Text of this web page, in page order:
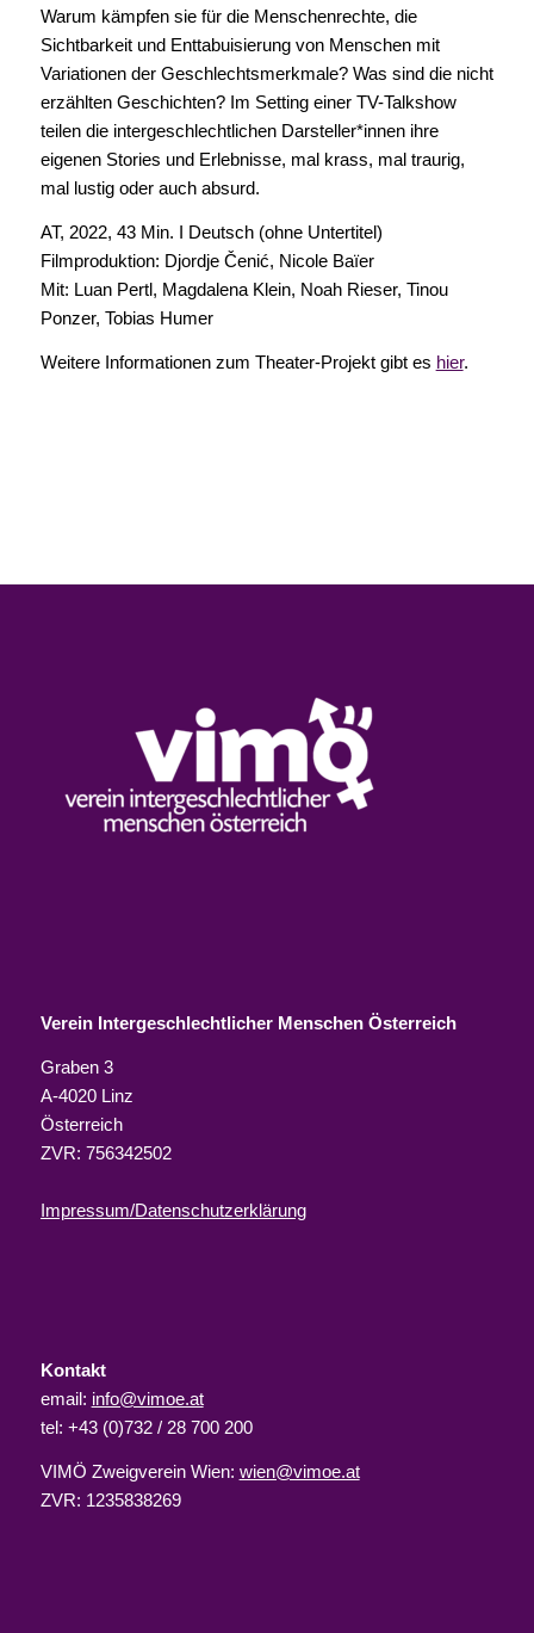
Warum kämpfen sie für die Menschenrechte, die
Sichtbarkeit und Enttabuisierung von Menschen mit
Variationen der Geschlechtsmerkmale? Was sind die nicht
erzählten Geschichten? Im Setting einer TV-Talkshow
teilen die intergeschlechtlichen Darsteller*innen ihre
eigenen Stories und Erlebnisse, mal krass, mal traurig,
mal lustig oder auch absurd.
AT, 2022, 43 Min. I Deutsch (ohne Untertitel)
Filmproduktion: Djordje Čenić, Nicole Baïer
Mit: Luan Pertl, Magdalena Klein, Noah Rieser, Tinou
Ponzer, Tobias Humer
Weitere Informationen zum Theater-Projekt gibt es hier.
Verein Intergeschlechtlicher Menschen Österreich
Graben 3
A-4020 Linz
Österreich
ZVR: 756342502
Impressum/Datenschutzerklärung
Kontakt
email: info@vimoe.at
tel: +43 (0)732 / 28 700 200
VIMÖ Zweigverein Wien: wien@vimoe.at
ZVR: 1235838269